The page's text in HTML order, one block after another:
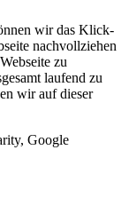
wir das Klick-
nachvollziehen
zu
laufend zu
wir auf dieser
Google